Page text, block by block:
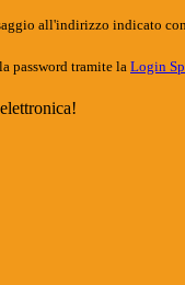
all'indirizzo indicato
password tramite la Login